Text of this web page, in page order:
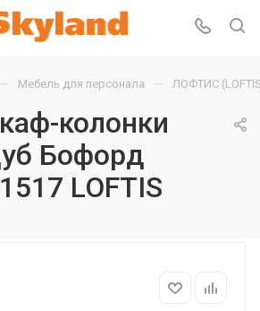
— Мебель для персонала — ЛОФТИС
колонки
Бофорд
LOFTIS